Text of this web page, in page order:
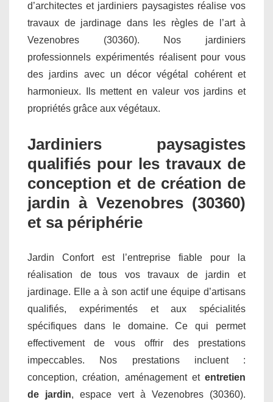
d’architectes et jardiniers paysagistes réalise vos
travaux de jardinage dans les règles de l’art à
Vezenobres (30360). Nos jardiniers
professionnels expérimentés réalisent pour vous
des jardins avec un décor végétal cohérent et
harmonieux. Ils mettent en valeur vos jardins et
propriétés grâce aux végétaux.
Jardiniers paysagistes
qualifiés pour les travaux de
conception et de création de
jardin à Vezenobres (30360)
et sa périphérie
Jardin Confort est l’entreprise fiable pour la
réalisation de tous vos travaux de jardin et
jardinage. Elle a à son actif une équipe d’artisans
qualifiés, expérimentés et aux spécialités
spécifiques dans le domaine. Ce qui permet
effectivement de vous offrir des prestations
impeccables. Nos prestations incluent :
conception, création, aménagement et entretien
de jardin, espace vert à Vezenobres (30360).